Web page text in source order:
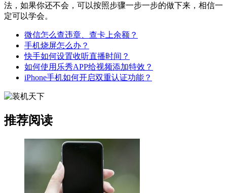
法，如果你还不会，可以按照步骤一步一步的做下来，相信一
定可以学会。
微信怎么查违章、查卡上余额？
手机烧屏怎么办？
快手如何设置收听直播时间？
如何使用乐秀APP给视频添加特效？
iPhone手机如何开启双重认证功能？
推荐阅读